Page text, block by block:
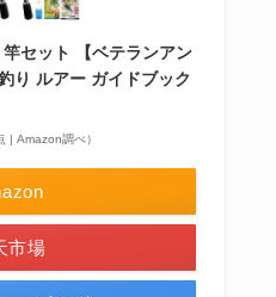
セット 【ベテランアン
り ルアー ガイドブック
| Amazon調べ）
市場